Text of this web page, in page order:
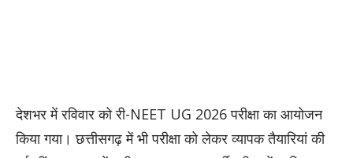
देशभर में रविवार को री-NEET UG 2026 परीक्षा का आयोजन
किया गया। छत्तीसगढ़ में भी परीक्षा को लेकर व्यापक तैयारियां की